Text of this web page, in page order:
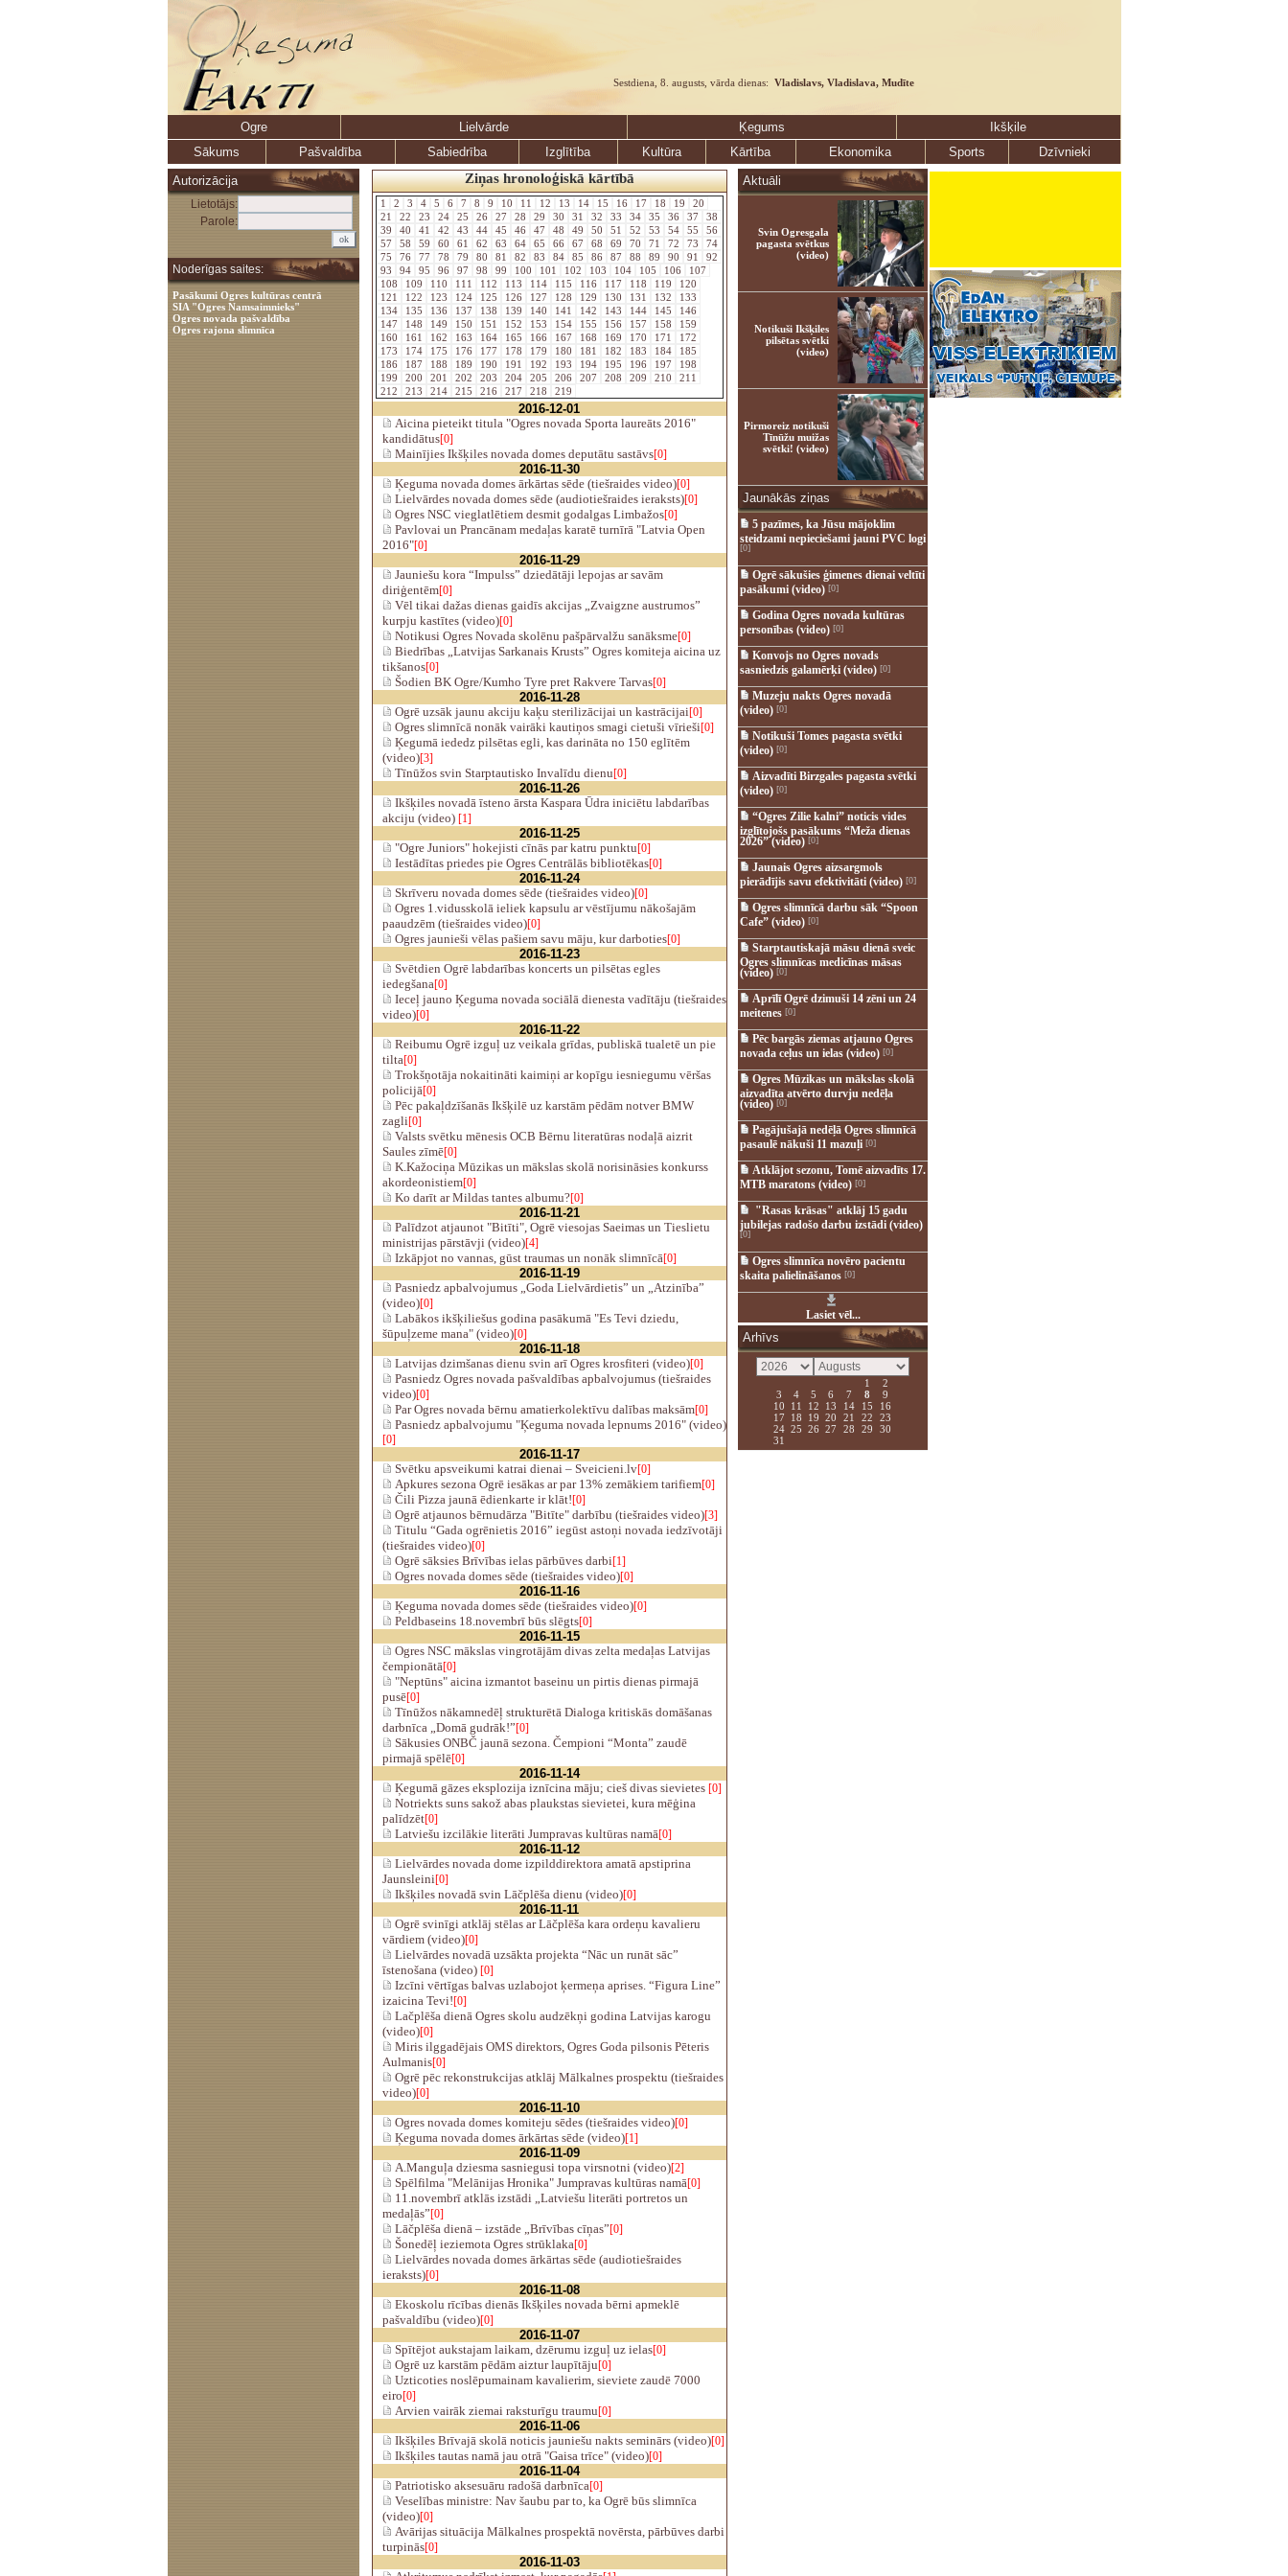
Sestdiena, 8. augusts, vārda dienas: Vladislavs, Vladislava, Mudīte
Ogre Lielvārde Ķegums
Ikšķile
Sākums
Pašvaldība Sabiedrība Izglītība Kultūra Kārtība Ekonomika Sports
Dzīvnieki
Autorizācija
Lietotājs:
Parole:
Noderīgas saites:
Pasākumi Ogres kultūras centrā
SIA "Ogres Namsaimnieks"
Ogres novada pašvaldība
Ogres rajona slimnīca
Ziņas hronoloģiskā kārtībā
1 2 3 4 5 6 7 8 9 10 11 12 13 14 15 16 17 18 19
20
21
22 23 24 25 26 27 28 29 30 31 32 33 34 35 36 37
38
39
40 41 42 43 44 45 46 47 48 49 50 51 52 53 54 55
56
57
58 59 60 61 62 63 64 65 66 67 68 69 70 71 72 73
74
75
76 77 78 79 80 81 82 83 84 85 86 87 88 89 90 91
92
93
94 95 96 97 98 99 100 101 102 103 104 105 106
107
108
109 110 111 112 113 114 115 116 117 118 119
120
121
122 123 124 125 126 127 128 129 130 131 132
133
134
135 136 137 138 139 140 141 142 143 144 145
146
147
148 149 150 151 152 153 154 155 156 157 158
159
160
161 162 163 164 165 166 167 168 169 170 171
172
173
174 175 176 177 178 179 180 181 182 183 184
185
186
187 188 189 190 191 192 193 194 195 196 197
198
199
200 201 202 203 204 205 206 207 208 209 210
211
212
213 214 215 216 217 218 219
2016-12-01
Aicina pieteikt titula "Ogres novada Sporta laureāts 2016"
kandidātus[0]
Mainījies Ikšķiles novada domes deputātu sastāvs[0]
2016-11-30
Ķeguma novada domes ārkārtas sēde (tiešraides video)[0]
Lielvārdes novada domes sēde (audiotiešraides ieraksts)[0]
Ogres NSC vieglatlētiem desmit godalgas Limbažos[0]
Pavlovai un Prancānam medaļas karatē turnīrā "Latvia Open
2016"[0]
2016-11-29
Jauniešu kora “Impulss” dziedātāji lepojas ar savām
diriģentēm[0]
Vēl tikai dažas dienas gaidīs akcijas „Zvaigzne austrumos”
kurpju kastītes (video)[0]
Notikusi Ogres Novada skolēnu pašpārvalžu sanāksme[0]
Biedrības „Latvijas Sarkanais Krusts” Ogres komiteja aicina uz
tikšanos[0]
Šodien BK Ogre/Kumho Tyre pret Rakvere Tarvas[0]
2016-11-28
Ogrē uzsāk jaunu akciju kaķu sterilizācijai un kastrācijai[0]
Ogres slimnīcā nonāk vairāki kautiņos smagi cietuši vīrieši[0]
Ķegumā iededz pilsētas egli, kas darināta no 150 eglītēm
(video)[3]
Tīnūžos svin Starptautisko Invalīdu dienu[0]
2016-11-26
Ikšķiles novadā īsteno ārsta Kaspara Ūdra iniciētu labdarības
akciju (video) [1]
2016-11-25
"Ogre Juniors" hokejisti cīnās par katru punktu[0]
Iestādītas priedes pie Ogres Centrālās bibliotēkas[0]
2016-11-24
Skrīveru novada domes sēde (tiešraides video)[0]
Ogres 1.vidusskolā ieliek kapsulu ar vēstījumu nākošajām
paaudzēm (tiešraides video)[0]
Ogres jaunieši vēlas pašiem savu māju, kur darboties[0]
2016-11-23
Svētdien Ogrē labdarības koncerts un pilsētas egles
iedegšana[0]
Ieceļ jauno Ķeguma novada sociālā dienesta vadītāju (tiešraides
video)[0]
2016-11-22
Reibumu Ogrē izguļ uz veikala grīdas, publiskā tualetē un pie
tilta[0]
Trokšņotāja nokaitināti kaimiņi ar kopīgu iesniegumu vēršas
policijā[0]
Pēc pakaļdzīšanās Ikšķilē uz karstām pēdām notver BMW
zagli[0]
Valsts svētku mēnesis OCB Bērnu literatūras nodaļā aizrit
Saules zīmē[0]
K.Kažociņa Mūzikas un mākslas skolā norisināsies konkurss
akordeonistiem[0]
Ko darīt ar Mildas tantes albumu?[0]
2016-11-21
Palīdzot atjaunot "Bitīti", Ogrē viesojas Saeimas un Tieslietu
ministrijas pārstāvji (video)[4]
Izkāpjot no vannas, gūst traumas un nonāk slimnīcā[0]
2016-11-19
Pasniedz apbalvojumus „Goda Lielvārdietis” un „Atzinība”
(video)[0]
Labākos ikšķiliešus godina pasākumā "Es Tevi dziedu,
šūpuļzeme mana" (video)[0]
2016-11-18
Latvijas dzimšanas dienu svin arī Ogres krosfiteri (video)[0]
Pasniedz Ogres novada pašvaldības apbalvojumus (tiešraides
video)[0]
Par Ogres novada bērnu amatierkolektīvu dalības maksām[0]
Pasniedz apbalvojumu "Ķeguma novada lepnums 2016" (video)
[0]
2016-11-17
Svētku apsveikumi katrai dienai – Sveicieni.lv[0]
Apkures sezona Ogrē iesākas ar par 13% zemākiem tarifiem[0]
Čili Pizza jaunā ēdienkarte ir klāt![0]
Ogrē atjaunos bērnudārza "Bitīte" darbību (tiešraides video)[3]
Titulu “Gada ogrēnietis 2016” iegūst astoņi novada iedzīvotāji
(tiešraides video)[0]
Ogrē sāksies Brīvības ielas pārbūves darbi[1]
Ogres novada domes sēde (tiešraides video)[0]
2016-11-16
Ķeguma novada domes sēde (tiešraides video)[0]
Peldbaseins 18.novembrī būs slēgts[0]
2016-11-15
Ogres NSC mākslas vingrotājām divas zelta medaļas Latvijas
čempionātā[0]
"Neptūns" aicina izmantot baseinu un pirtis dienas pirmajā
pusē[0]
Tīnūžos nākamnedēļ strukturētā Dialoga kritiskās domāšanas
darbnīca „Domā gudrāk!”[0]
Sākusies ONBČ jaunā sezona. Čempioni “Monta” zaudē
pirmajā spēlē[0]
2016-11-14
Ķegumā gāzes eksplozija iznīcina māju; cieš divas sievietes [0]
Notriekts suns sakož abas plaukstas sievietei, kura mēģina
palīdzēt[0]
Latviešu izcilākie literāti Jumpravas kultūras namā[0]
2016-11-12
Lielvārdes novada dome izpilddirektora amatā apstiprina
Jaunsleini[0]
Ikšķiles novadā svin Lāčplēša dienu (video)[0]
2016-11-11
Ogrē svinīgi atklāj stēlas ar Lāčplēša kara ordeņu kavalieru
vārdiem (video)[0]
Lielvārdes novadā uzsākta projekta “Nāc un runāt sāc”
īstenošana (video) [0]
Izcīni vērtīgas balvas uzlabojot ķermeņa aprises. “Figura Line”
izaicina Tevi![0]
Lačplēša dienā Ogres skolu audzēkņi godina Latvijas karogu
(video)[0]
Miris ilggadējais OMS direktors, Ogres Goda pilsonis Pēteris
Aulmanis[0]
Ogrē pēc rekonstrukcijas atklāj Mālkalnes prospektu (tiešraides
video)[0]
2016-11-10
Ogres novada domes komiteju sēdes (tiešraides video)[0]
Ķeguma novada domes ārkārtas sēde (video)[1]
2016-11-09
A.Manguļa dziesma sasniegusi topa virsnotni (video)[2]
Spēlfilma "Melānijas Hronika" Jumpravas kultūras namā[0]
11.novembrī atklās izstādi „Latviešu literāti portretos un
medaļās”[0]
Lāčplēša dienā – izstāde „Brīvības cīņas”[0]
Šonedēļ ieziemota Ogres strūklaka[0]
Lielvārdes novada domes ārkārtas sēde (audiotiešraides
ieraksts)[0]
2016-11-08
Ekoskolu rīcības dienās Ikšķiles novada bērni apmeklē
pašvaldību (video)[0]
2016-11-07
Spītējot aukstajam laikam, dzērumu izguļ uz ielas[0]
Ogrē uz karstām pēdām aiztur laupītāju[0]
Uzticoties noslēpumainam kavalierim, sieviete zaudē 7000
eiro[0]
Arvien vairāk ziemai raksturīgu traumu[0]
2016-11-06
Ikšķiles Brīvajā skolā noticis jauniešu nakts seminārs (video)[0]
Ikšķiles tautas namā jau otrā "Gaisa trīce" (video)[0]
2016-11-04
Patriotisko aksesuāru radošā darbnīca[0]
Veselības ministre: Nav šaubu par to, ka Ogrē būs slimnīca
(video)[0]
Avārijas situācija Mālkalnes prospektā novērsta, pārbūves darbi
turpinās[0]
2016-11-03
Aktuāli
Svin Ogresgala
pagasta svētkus
(video)
Notikuši Ikšķiles
pilsētas svētki
(video)
Pirmoreiz notikuši
Tīnūžu muižas
svētki! (video)
Jaunākās ziņas
5 pazīmes, ka Jūsu mājoklim
steidzami nepieciešami jauni PVC logi
[0]
Ogrē sākušies ģimenes dienai veltīti
pasākumi (video)[0]
Godina Ogres novada kultūras
personības (video)[0]
Konvojs no Ogres novads
sasniedzis galamērķi (video)[0]
Muzeju nakts Ogres novadā
(video)[0]
Notikuši Tomes pagasta svētki
(video)[0]
Aizvadīti Birzgales pagasta svētki
(video)[0]
“Ogres Zilie kalni” noticis vides
izglītojošs pasākums “Meža dienas
2026” (video)[0]
Jaunais Ogres aizsargmols
pierādījis savu efektivitāti (video)[0]
Ogres slimnīcā darbu sāk “Spoon
Cafe” (video)[0]
Starptautiskajā māsu dienā sveic
Ogres slimnīcas medicīnas māsas
(video)[0]
Aprīlī Ogrē dzimuši 14 zēni un 24
meitenes [0]
Pēc bargās ziemas atjauno Ogres
novada ceļus un ielas (video)[0]
Ogres Mūzikas un mākslas skolā
aizvadīta atvērto durvju nedēļa
(video)[0]
Pagājušajā nedēļā Ogres slimnīcā
pasaulē nākuši 11 mazuļi[0]
Atklājot sezonu, Tomē aizvadīts 17.
MTB maratons (video)[0]
"Rasas krāsas" atklāj 15 gadu
jubilejas radošo darbu izstādi (video)
[0]
Ogres slimnīca novēro pacientu
skaita palielināšanos [0]
Lasiet vēl...
Arhīvs
1
2
3
4 5 6 7 8
9
10
11 12 13 14 15
16
17
18 19 20 21 22
23
24 25 26 27 28 29
30
31